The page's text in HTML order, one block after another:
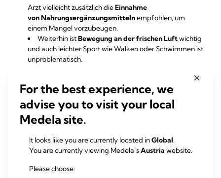
Arzt vielleicht zusätzlich dieEinnahme
von Nahrungsergänzungsmittelnempfohlen, um
einem Mangel vorzubeugen.
Weiterhin istBewegung an der frischen Luftwichtig
und auch leichter Sport wie Walken oder Schwimmen ist
unproblematisch.
Hinweis
For the best experience, we
advise you to visit your local
Medela site.
It looks like you are currently located inGlobal.
You are currently viewing Medela’sAustria website.
Please choose: